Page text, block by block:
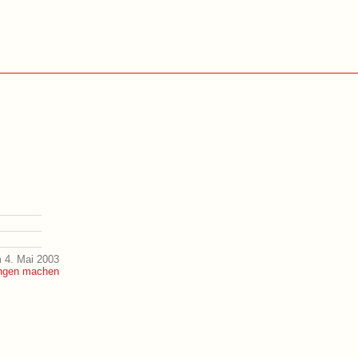
4. Mai 2003